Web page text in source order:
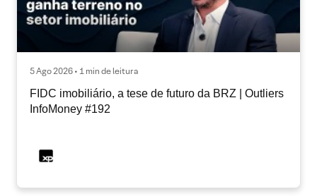
5 Ago 2026 • 1 min de leitura
FIDC imobiliário, a tese de futuro da BRZ | Outliers
InfoMoney #192